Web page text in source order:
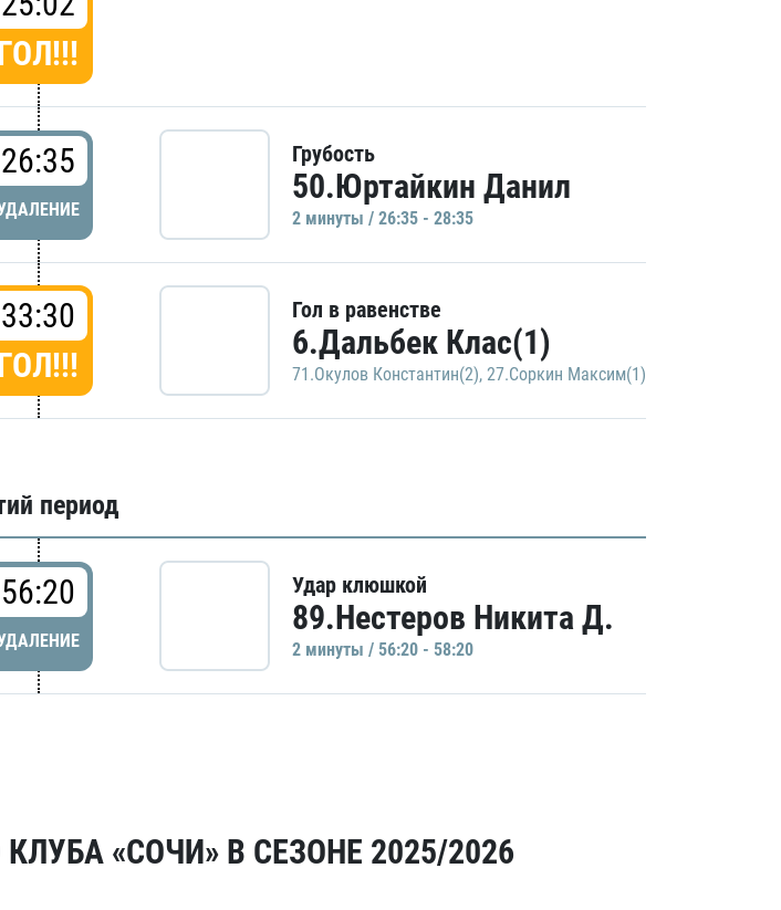
26:35 Грубость
50.Юртайкин Данил
2 минуты / 26:35 - 28:35
33:30
Гол в равенстве
6.Дальбек Клас(1)
71.Окулов Константин(2), 27.Соркин Максим(1)
период
56:20 Удар клюшкой
89.Нестеров Никита Д.
2 минуты / 56:20 - 58:20
«СОЧИ» В СЕЗОНЕ 2025/2026